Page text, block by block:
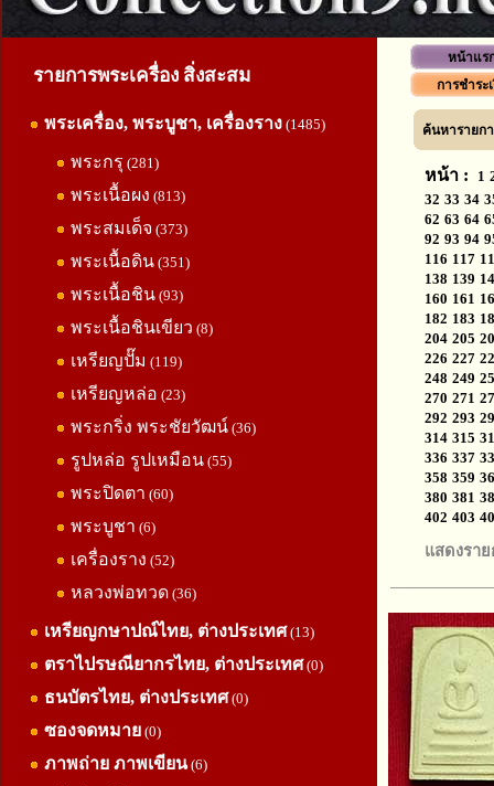
รายการพระเครื่อง สิ่งสะสม
พระเครื่อง, พระบูชา, เครื่องราง (1485)
พระกรุ (281)
พระเนื้อผง (813)
พระสมเด็จ (373)
พระเนื้อดิน (351)
พระเนื้อชิน (93)
พระเนื้อชินเขียว (8)
เหรียญปั๊ม (119)
เหรียญหล่อ (23)
พระกริ่ง พระชัยวัฒน์ (36)
รูปหล่อ รูปเหมือน (55)
พระปิดตา (60)
พระบูชา (6)
เครื่องราง (52)
หลวงพ่อทวด (36)
เหรียญกษาปณ์ไทย, ต่างประเทศ(13)
ตราไปรษณียากรไทย, ต่างประเทศ(0)
ธนบัตรไทย, ต่างประเทศ(0)
ซองจดหมาย (0)
ภาพถ่าย ภาพเขียน(6)
หน้าแร
การชำระ
ค้นหารายก
หน้า : 1
32 33 34
62 63 64
92 93 94
116 117
138 139
160 161
182 183
204 205
226 227
248 249
270 271
292 293
314 315
336 337
358 359
380 381
402 403
แสดงรา